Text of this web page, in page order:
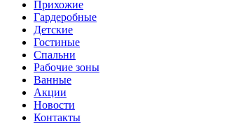
Прихожие
Гардеробные
Детские
Гостиные
Спальни
Рабочие зоны
Ванные
Акции
Новости
Контакты